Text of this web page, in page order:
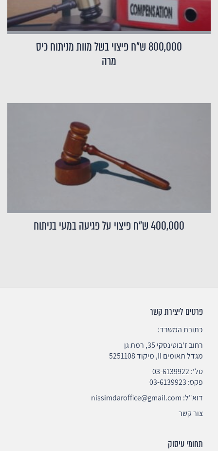
800,000 ש"ח פיצוי בשל מוות מניתוח כיס
מרה
400,000 ש"ח פיצוי על פגיעה במעי בניתוח
פרטים ליצירת קשר
כתובת המשרד:
רחוב ז'בוטינסקי 35, רמת גן
מגדל תאומים II, מיקוד 5251108
טל':03-6139922
פקס: 03-6139923
דוא"ל: nissimdaroffice@gmail.com
צור קשר
תחומי עיסוק